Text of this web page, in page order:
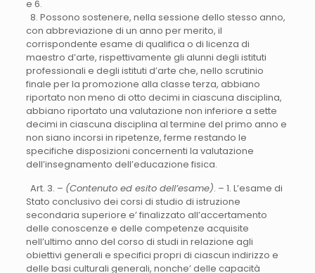
e 6.
8. Possono sostenere, nella sessione dello stesso anno,
con abbreviazione di un anno per merito, il
corrispondente esame di qualifica o di licenza di
maestro d’arte, rispettivamente gli alunni degli istituti
professionali e degli istituti d’arte che, nello scrutinio
finale per la promozione alla classe terza, abbiano
riportato non meno di otto decimi in ciascuna disciplina,
abbiano riportato una valutazione non inferiore a sette
decimi in ciascuna disciplina al termine del primo anno e
non siano incorsi in ripetenze, ferme restando le
specifiche disposizioni concernenti la valutazione
dell’insegnamento dell’educazione fisica.
Art. 3. – (Contenuto ed esito dell’esame). – 1. L’esame di
Stato conclusivo dei corsi di studio di istruzione
secondaria superiore e’ finalizzato all’accertamento
delle conoscenze e delle competenze acquisite
nell’ultimo anno del corso di studi in relazione agli
obiettivi generali e specifici propri di ciascun indirizzo e
delle basi culturali generali, nonche’ delle capacità